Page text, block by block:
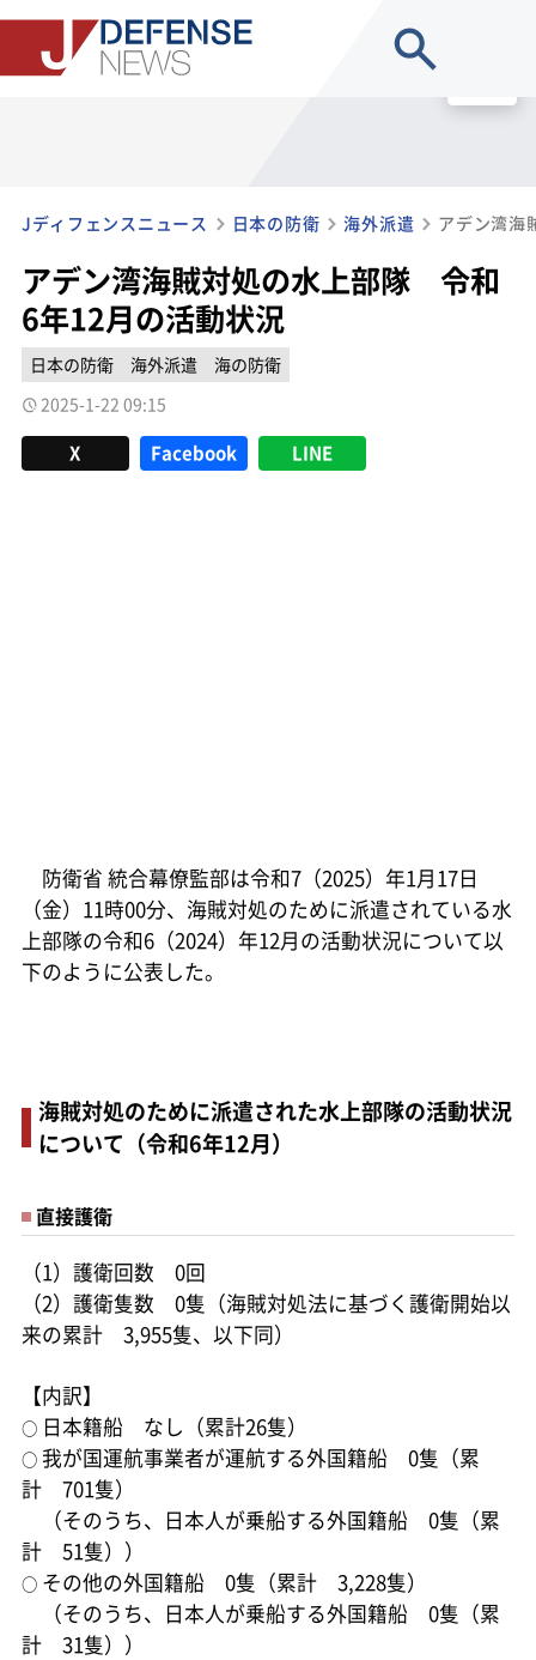
Jディフェンスニュース 日本の防衛 海外派遣
アデン湾海賊対処の水上部隊 令和
6年12月の活動状況
日本の防衛 海外派遣
海の防衛
2025-1-22 09:15
X Facebook LINE
防衛省 統合幕僚監部は令和7（2025）年1月17日
（金）11時00分、海賊対処のために派遣されている水
上部隊の令和6（2024）年12月の活動状況について以
下のように公表した。
海賊対処のために派遣された水上部隊の活動状況
について（令和6年12月）
直接護衛
（1）護衛回数 0回
（2）護衛隻数 0隻（海賊対処法に基づく護衛開始以
来の累計 3,955隻、以下同）
【内訳】
○日本籍船 なし（累計26隻）
○我が国運航事業者が運航する外国籍船 0隻（累
計 701隻）
（そのうち、日本人が乗船する外国籍船 0隻（累
計 51隻））
○その他の外国籍船 0隻（累計 3,228隻）
（そのうち、日本人が乗船する外国籍船 0隻（累
計 31隻））